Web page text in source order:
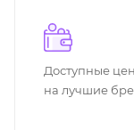
Доступные
на лучшие